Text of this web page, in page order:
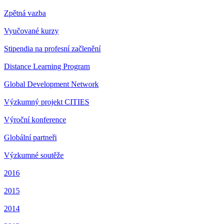
Zpětná vazba
Vyučované kurzy
Stipendia na profesní začlenění
Distance Learning Program
Global Development Network
Výzkumný projekt CITIES
Výroční konference
Globální partneři
Výzkumné soutěže
2016
2015
2014